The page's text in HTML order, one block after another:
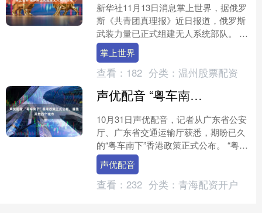
新华社11月13日消息掌上世界，据俄罗
斯《共青团真理报》近日报道，俄罗斯
武装力量已正式组建无人系统部队。 报
道说，新组建的无人系统部队副司令谢
尔盖·伊什图加诺夫....
掌上世界
查看： 182 分类： 温州股票配资
声优配音 “粤车南下”香港政策正式公布，首批开放四个城市
10月31日声优配音，记者从广东省公安
厅、广东省交通运输厅获悉，期盼已久
的“粤车南下”香港政策正式公布。 “粤车
南下”香港政策公布！首批开放4个城市
“粤车南下....
声优配音
查看： 232 分类： 青海配资开户